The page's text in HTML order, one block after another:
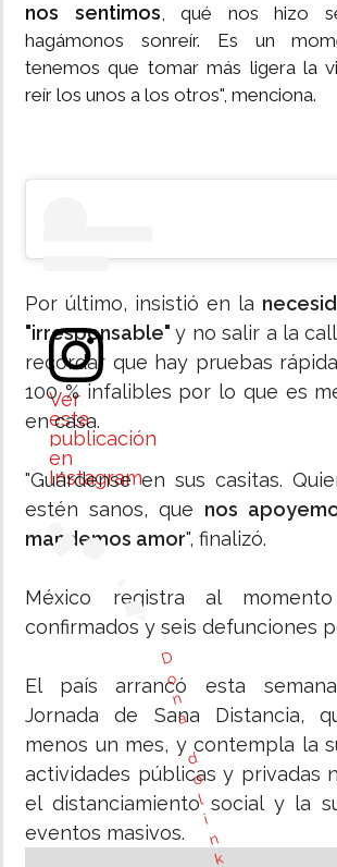
nos sentimos, qué nos hizo
hagámonos sonreír. Es un
tenemos que tomar más ligera la
reír los unos a los otros", menciona.
Ver
esta
publicación
en
Instagram
D
o
n
a
d
o
l
i
n
k
Por último, insistió en la
"irresponsable"y no salir a la
recordar que hay pruebas
100 % infalibles por lo que es
en casa.
"Guárdense en sus casitas.
estén sanos, que nos
mandemos amor", finalizó.
México registra al
confirmados y seis defunciones
El país arrancó esta
Jornada de Sana Distancia,
menos un mes, y contempla la
actividades públicas y privadas
el distanciamiento social y la
eventos masivos.